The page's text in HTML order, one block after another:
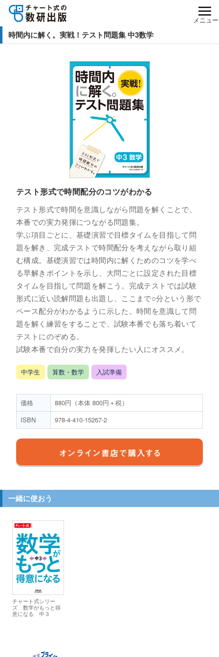
メニュー
時間内に解く。実戦！テスト問題集 中3数学
テスト形式で時間配分のコツがわかる
テスト形式で時間を意識しながら問題を解くことで、
本番での実力発揮につながる問題集。
学ぶ項目ごとに、基礎演習で目標タイムを目指して問
題を解き、完成テストで時間配分を考えながら取り組
む構成。基礎演習では時間内に解くためのコツを学べ
る早解きポイントを示し、大問ごとに設定された目標
タイムを目指して問題を解こう。完成テストでは試験
形式に近い読解問題も出題し、ここまで○分という形で
ペース配分がわかるように示した。時間を意識して問
題を解く練習をすることで、試験本番でも落ち着いて
テストにのぞめる。
試験本番で自分の実力を発揮したい人にオススメ。
中学生 算数・数学 入試準備
価格
880円（本体 800円＋税）
ISBN
978-4-410-15267-2
一緒に使おう
チャート式シリー
ズ 数学がもっと得
意になる 中３